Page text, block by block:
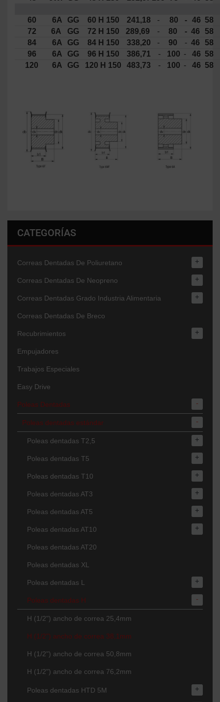
60 6A GG 60 H 150 241,18 - 80 - 46 58
72
6A GG 72 H 150 289,69 - 80 - 46
58
84
6A GG 84 H 150 338,20 - 90 - 46
58
96
6A GG 96 H 150 386,71 - 100 - 46 58
120
6A GG 120 H 150 483,73 - 100 - 46 58
CATEGORÍAS
Correas Dentadas De Poliuretano +
Correas Dentadas De Neopreno +
Correas Dentadas Grado Industria Alimentaria +
Correas Dentadas De Breco
Recubrimientos +
Empujadores
Trabajos Especiales
Easy Drive
Poleas Dentadas -
Poleas dentadas estándar -
Poleas dentadas T2,5 +
Poleas dentadas T5 +
Poleas dentadas T10 +
Poleas dentadas AT3 +
Poleas dentadas AT5 +
Poleas dentadas AT10 +
Poleas dentadas AT20
Poleas dentadas XL
Poleas dentadas L +
Poleas dentadas H -
H (1/2") ancho de correa 25,4mm
H (1/2") ancho de correa 38,1mm
H (1/2") ancho de correa 50,8mm
H (1/2") ancho de correa 76,2mm
Poleas dentadas HTD 5M +